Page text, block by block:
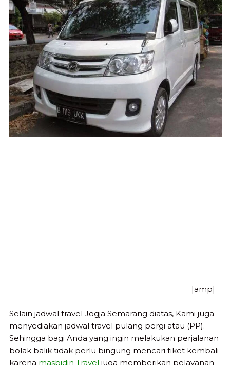
|amp|
Selain jadwal travel Jogja Semarang diatas, Kami juga
menyediakan jadwal travel pulang pergi atau (PP).
Sehingga bagi Anda yang ingin melakukan perjalanan
bolak balik tidak perlu bingung mencari tiket kembali
karena masbidin Travel juga memberikan pelayanan